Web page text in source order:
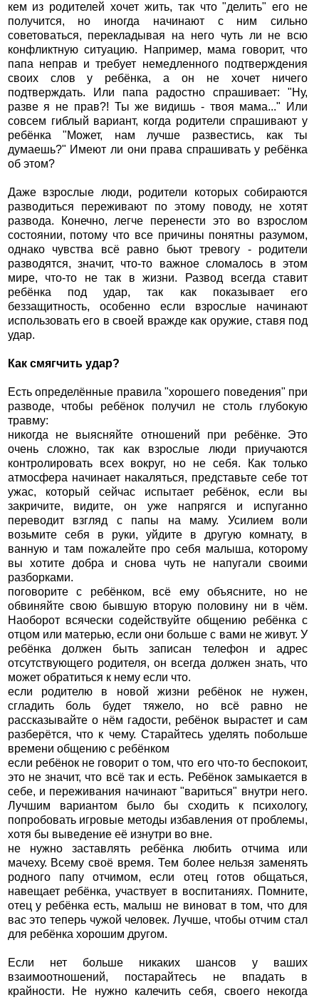
кем из родителей хочет жить, так что "делить" его не
получится, но иногда начинают с ним сильно
советоваться, перекладывая на него чуть ли не всю
конфликтную ситуацию. Например, мама говорит, что
папа неправ и требует немедленного подтверждения
своих слов у ребёнка, а он не хочет ничего
подтверждать. Или папа радостно спрашивает: "Ну,
разве я не прав?! Ты же видишь - твоя мама..." Или
совсем гиблый вариант, когда родители спрашивают у
ребёнка "Может, нам лучше развестись, как ты
думаешь?" Имеют ли они права спрашивать у ребёнка
об этом?
Даже взрослые люди, родители которых собираются
разводиться переживают по этому поводу, не хотят
развода. Конечно, легче перенести это во взрослом
состоянии, потому что все причины понятны разумом,
однако чувства всё равно бьют тревогу - родители
разводятся, значит, что-то важное сломалось в этом
мире, что-то не так в жизни. Развод всегда ставит
ребёнка под удар, так как показывает его
беззащитность, особенно если взрослые начинают
использовать его в своей вражде как оружие, ставя под
удар.
Как смягчить удар?
Есть определённые правила "хорошего поведения" при
разводе, чтобы ребёнок получил не столь глубокую
травму:
никогда не выясняйте отношений при ребёнке. Это
очень сложно, так как взрослые люди приучаются
контролировать всех вокруг, но не себя. Как только
атмосфера начинает накаляться, представьте себе тот
ужас, который сейчас испытает ребёнок, если вы
закричите, видите, он уже напрягся и испуганно
переводит взгляд с папы на маму. Усилием воли
возьмите себя в руки, уйдите в другую комнату, в
ванную и там пожалейте про себя малыша, которому
вы хотите добра и снова чуть не напугали своими
разборками.
поговорите с ребёнком, всё ему объясните, но не
обвиняйте свою бывшую вторую половину ни в чём.
Наоборот всячески содействуйте общению ребёнка с
отцом или матерью, если они больше с вами не живут. У
ребёнка должен быть записан телефон и адрес
отсутствующего родителя, он всегда должен знать, что
может обратиться к нему если что.
если родителю в новой жизни ребёнок не нужен,
сгладить боль будет тяжело, но всё равно не
рассказывайте о нём гадости, ребёнок вырастет и сам
разберётся, что к чему. Старайтесь уделять побольше
времени общению с ребёнком
если ребёнок не говорит о том, что его что-то беспокоит,
это не значит, что всё так и есть. Ребёнок замыкается в
себе, и переживания начинают "вариться" внутри него.
Лучшим вариантом было бы сходить к психологу,
попробовать игровые методы избавления от проблемы,
хотя бы выведение её изнутри во вне.
не нужно заставлять ребёнка любить отчима или
мачеху. Всему своё время. Тем более нельзя заменять
родного папу отчимом, если отец готов общаться,
навещает ребёнка, участвует в воспитаниях. Помните,
отец у ребёнка есть, малыш не виноват в том, что для
вас это теперь чужой человек. Лучше, чтобы отчим стал
для ребёнка хорошим другом.
Если нет больше никаких шансов у ваших
взаимоотношений, постарайтесь не впадать в
крайности. Не нужно калечить себя, своего некогда